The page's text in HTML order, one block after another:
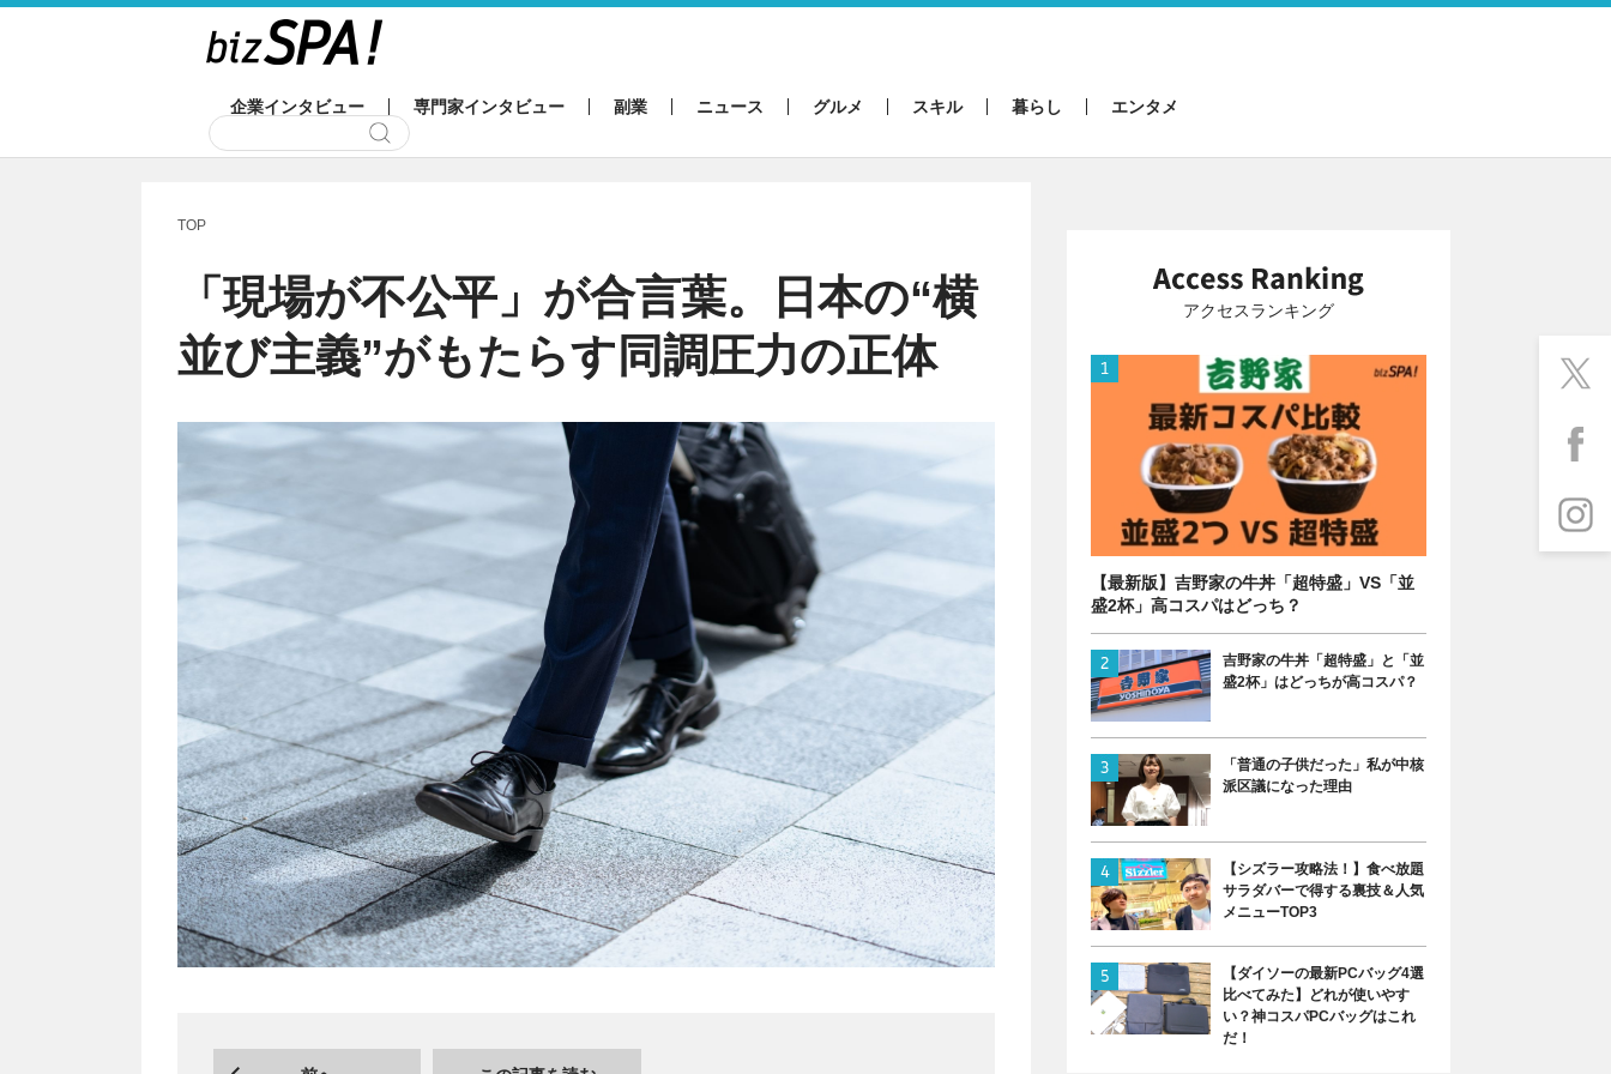
企業インタビュー 専門家インタビュー 副業 ニュース グルメ スキル 暮らし エンタメ
TOP
「現場が不公平」が合言葉。日本の“横
並び主義”がもたらす同調圧力の正体
アクセスランキング
【最新版】吉野家の牛丼「超特盛」VS「並
盛2杯」高コスパはどっち？
吉野家の牛丼「超特盛」と「並
盛2杯」はどっちが高コスパ？
「普通の子供だった」私が中核
派区議になった理由
【シズラー攻略法！】食べ放題
サラダバーで得する裏技＆人気
メニューTOP3
【ダイソーの最新PCバッグ4選
比べてみた】どれが使いやす
い？神コスパPCバッグはこれ
だ！